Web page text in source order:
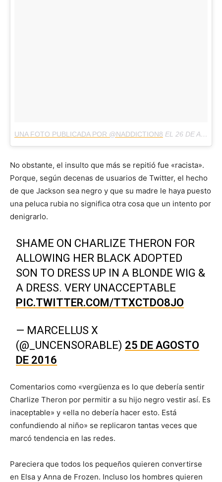
UNA FOTO PUBLICADA POR @NADDICTION8 EL 26 DE AGO DE 2016 A LA(S) 8:50 PDT
No obstante, el insulto que más se repitió fue «racista».
Porque, según decenas de usuarios de Twitter, el hecho
de que Jackson sea negro y que su madre le haya puesto
una peluca rubia no significa otra cosa que un intento por
denigrarlo.
SHAME ON CHARLIZE THERON FOR
ALLOWING HER BLACK ADOPTED
SON TO DRESS UP IN A BLONDE WIG &
A DRESS. VERY UNACCEPTABLE
PIC.TWITTER.COM/TTXCTDO8JO
— MARCELLUS X
(@_UNCENSORABLE) 25 DE AGOSTO
DE 2016
Comentarios como «vergüenza es lo que debería sentir
Charlize Theron por permitir a su hijo negro vestir así. Es
inaceptable» y «ella no debería hacer esto. Está
confundiendo al niño» se replicaron tantas veces que
marcó tendencia en las redes.
Pareciera que todos los pequeños quieren convertirse
en Elsa y Anna de Frozen. Incluso los hombres quieren